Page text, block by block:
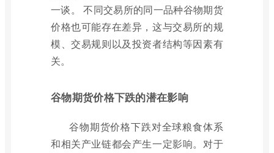
一谈。 不同交易所的同一品种谷物期货
价格也可能存在差异，这与交易所的规
模、交易规则以及投资者结构等因素有
关。
谷物期货价格下跌的潜在影响
谷物期货价格下跌对全球粮食体系
和相关产业链都会产生一定影响。对于